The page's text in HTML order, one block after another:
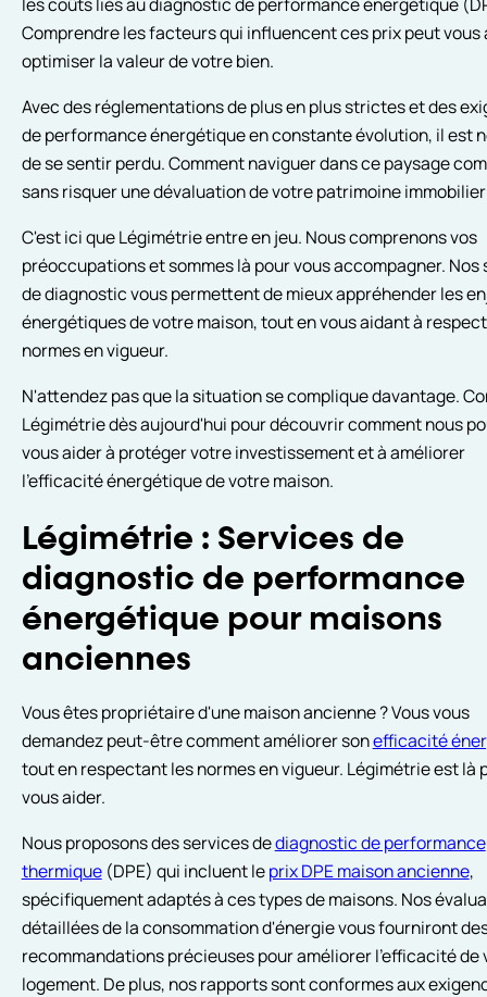
Comprendre les facteurs qui influencent ces prix peut vous
optimiser la valeur de votre bien.
Avec des réglementations de plus en plus strictes et des
de performance énergétique en constante évolution, il est
de se sentir perdu. Comment naviguer dans ce paysage
sans risquer une dévaluation de votre patrimoine
C'est ici que Légimétrie entre en jeu. Nous comprenons vos
préoccupations et sommes là pour vous accompagner. Nos
de diagnostic vous permettent de mieux appréhender les
énergétiques de votre maison, tout en vous aidant à
normes en vigueur.
N'attendez pas que la situation se complique davantage.
Légimétrie dès aujourd'hui pour découvrir comment nous
vous aider à protéger votre investissement et à améliorer
l'efficacité énergétique de votre maison.
Légimétrie : Services de
diagnostic de performance
énergétique pour maisons
anciennes
Vous êtes propriétaire d'une maison ancienne ? Vous vous
demandez peut-être comment améliorer sonefficacité
tout en respectant les normes en vigueur. Légimétrie est là
vous aider.
Nous proposons des services dediagnostic de performance
thermique(DPE) qui incluent leprix DPE maison ancienne,
spécifiquement adaptés à ces types de maisons. Nos
détaillées de la consommation d'énergie vous fourniront
recommandations précieuses pour améliorer l'efficacité de
logement. De plus, nos rapports sont conformes aux